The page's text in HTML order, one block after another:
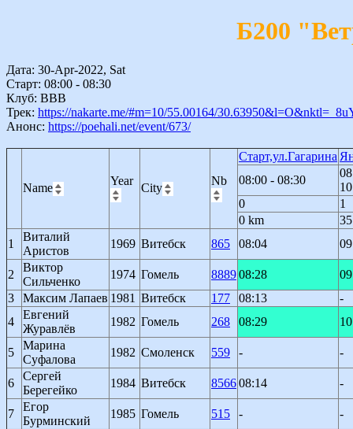
Б200
Дата: 30-Apr-2022, Sat
Старт: 08:00 - 08:30
Клуб: BBB
Трек: https://nakarte.me/#m=10/55.00164/
Анонс: https://poehali.net/event/673/
Name
Year
City
Nb
Старт,ул.Гагарина
08:00 - 08:30
0
1
0 km
1
Виталий
Аристов
1969 Витебск 865 08:04
2
Виктор
Сильченко
1974 Гомель 888908:28
3
Максим Лапаев 1981 Витебск 177 08:13
-
4
Евгений
Журавлёв
1982 Гомель 268 08:29
5
Марина
Суфалова
1982 Смоленск 559 - -
6
Сергей
Берегейко
1984 Витебск 856608:14 -
7
Егор
Бурминский
1985 Гомель 515 - -